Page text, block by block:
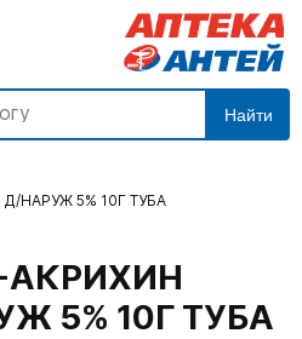
Найти
НАРУЖ 5% 10Г ТУБА
5% 10Г ТУБА